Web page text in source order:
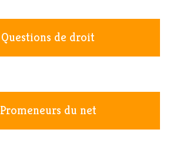
Questions de droit
Promeneurs du net